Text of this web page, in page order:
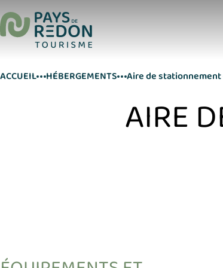
ACCUEIL HÉBERGEMENTS Aire de stationnement
AIRE